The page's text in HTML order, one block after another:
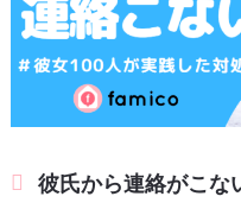
彼氏から連絡がこな